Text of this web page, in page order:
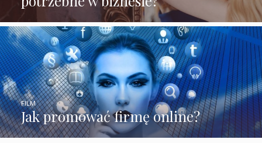
Jak promować firmę online?
FILM